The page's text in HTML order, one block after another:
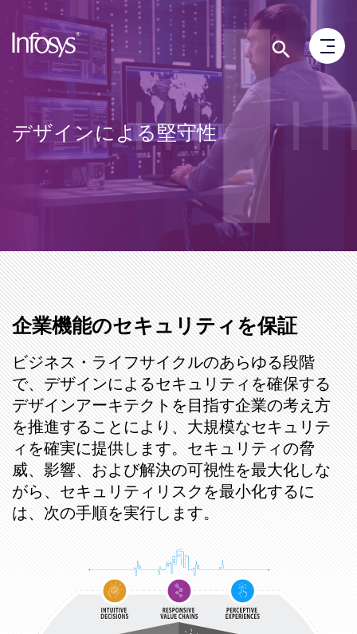
デザインによる堅守性
企業機能のセキュリティを保証
ビジネス・ライフサイクルのあらゆる段階
で、デザインによるセキュリティを確保する
デザインアーキテクトを目指す企業の考え方
を推進することにより、大規模なセキュリテ
ィを確実に提供します。セキュリティの脅
威、影響、および解決の可視性を最大化しな
がら、セキュリティリスクを最小化するに
は、次の手順を実行します。